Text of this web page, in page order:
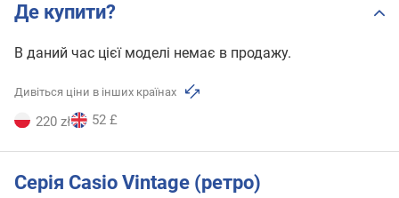
Де купити?
В даний час цієї моделі немає в продажу.
Дивіться ціни в інших країнах
220 zł 52 £
Серія Casio Vintage (ретро)